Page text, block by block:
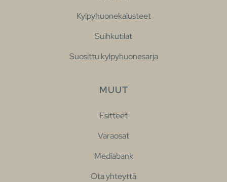
Kylpyhuonekalusteet
Suihkutilat
Suosittu kylpyhuonesarja
MUUT
Esitteet
Varaosat
Mediabank
Ota yhteyttä